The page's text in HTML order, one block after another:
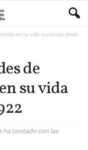
en su vida municipal desde
de
su vida
ha contado con las